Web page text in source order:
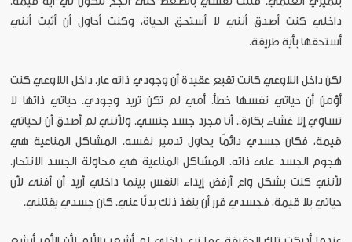
داخلي كنت أصدق أنني لا أستحق الحياة، وكنت أحاول أن أثبت أنني
أستحقها بأية طريقة.
لكن داخل اللاوعي كانت تقبع عقيدة أن وجودي ذاته عار. داخل اللاوعي كنت
أؤمن أن حياتي نفسها خطأ. أمي لم تكن تريد وجودي. حياتي ذاتها لا
تساوي إلا غشاء بكارة.. أنا مجرد جسد جنسي. ولأنني لم أصدق أن لحياتي
قيمة، فكان جسدي دائمًا يحاول تدمير نفسه. المشاكل المناعية هي
هجوم الجسد على ذاته. المشاكل المناعية هي محاولة الجسد الانتحار.
لأنني كنت بشكل واع أرفض إيذاء النفس بينما داخلي أريد أن أفنى لأن
حياتي بلا قيمة، فجسدي قرر أن ينفذ ذلك بدلًا عني. كان جسدي يقتلني.